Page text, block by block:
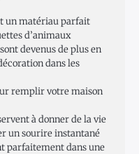
un matériau parfait
d’animaux
devenus de plus en
dans les
remplir votre maison
à donner de la vie
un sourire instantané
parfaitement dans une